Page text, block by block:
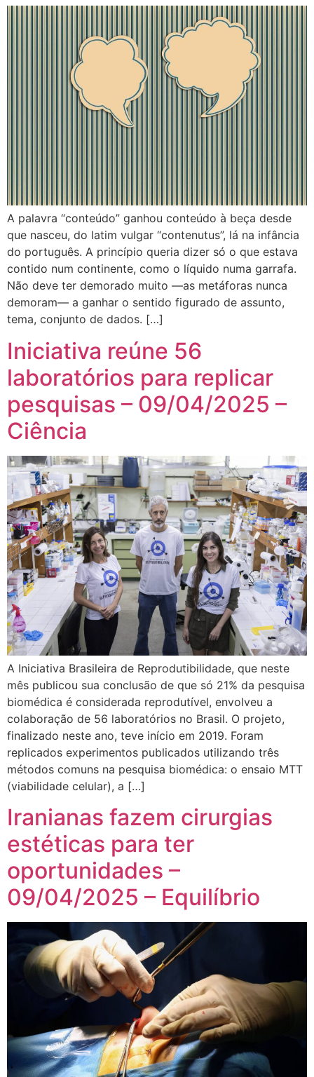
A palavra “conteúdo” ganhou conteúdo à beça desde
que nasceu, do latim vulgar “contenutus”, lá na infância
do português. A princípio queria dizer só o que estava
contido num continente, como o líquido numa garrafa.
Não deve ter demorado muito —as metáforas nunca
demoram— a ganhar o sentido figurado de assunto,
tema, conjunto de dados. […]
Iniciativa reúne 56
laboratórios para replicar
pesquisas – 09/04/2025 –
Ciência
A Iniciativa Brasileira de Reprodutibilidade, que neste
mês publicou sua conclusão de que só 21% da pesquisa
biomédica é considerada reprodutível, envolveu a
colaboração de 56 laboratórios no Brasil. O projeto,
finalizado neste ano, teve início em 2019. Foram
replicados experimentos publicados utilizando três
métodos comuns na pesquisa biomédica: o ensaio MTT
(viabilidade celular), a […]
Iranianas fazem cirurgias
estéticas para ter
oportunidades –
09/04/2025 – Equilíbrio